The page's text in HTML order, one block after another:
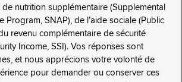
de nutrition supplémentaire (Supplemental
Program, SNAP), de l’aide sociale (Public
revenu complémentaire de sécurité
Income, SSI). Vos réponses sont
et nous apprécions votre volonté de
pour demander ou conserver ces